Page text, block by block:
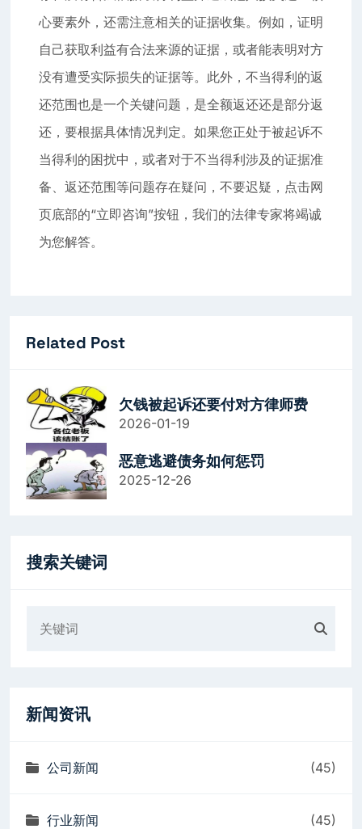
心要素外，还需注意相关的证据收集。例如，证明
自己获取利益有合法来源的证据，或者能表明对方
没有遭受实际损失的证据等。此外，不当得利的返
还范围也是一个关键问题，是全额返还还是部分返
还，要根据具体情况判定。如果您正处于被起诉不
当得利的困扰中，或者对于不当得利涉及的证据准
备、返还范围等问题存在疑问，不要迟疑，点击网
页底部的“立即咨询”按钮，我们的法律专家将竭诚
为您解答。
Related Post
欠钱被起诉还要付对方律师费
2026-01-19
恶意逃避债务如何惩罚
2025-12-26
搜索关键词
新闻资讯
公司新闻 (45)
行业新闻 (45)